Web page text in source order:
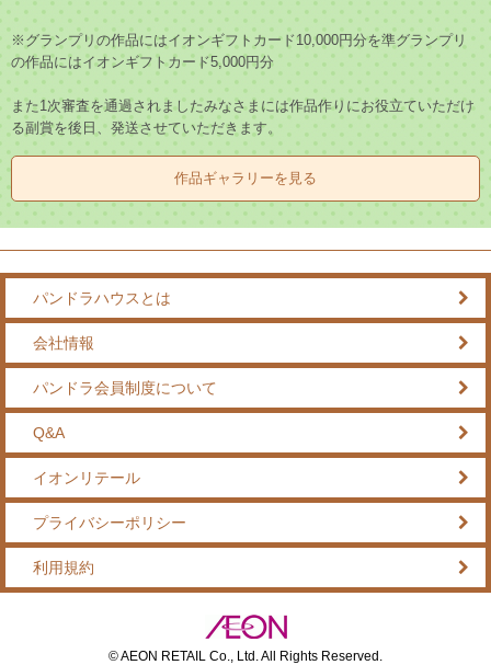
※グランプリの作品にはイオンギフトカード10,000円分を準グランプリ
の作品にはイオンギフトカード5,000円分
また1次審査を通過されましたみなさまには作品作りにお役立ていただけ
る副賞を後日、発送させていただきます。
作品ギャラリーを見る
パンドラハウスとは
会社情報
パンドラ会員制度について
Q&A
イオンリテール
プライバシーポリシー
利用規約
© AEON RETAIL Co., Ltd. All Rights Reserved.